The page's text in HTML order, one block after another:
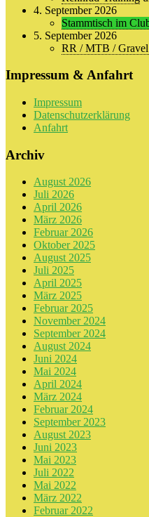
4. September 2026
Stammtisch im
5. September 2026
RR / MTB /
Impressum & Anfahrt
Impressum
Datenschutzerklärung
Anfahrt
Archiv
August 2026
Juli 2026
April 2026
März 2026
Februar 2026
Oktober 2025
August 2025
Juli 2025
April 2025
März 2025
Februar 2025
November 2024
September 2024
August 2024
Juni 2024
Mai 2024
April 2024
März 2024
Februar 2024
September 2023
August 2023
Juni 2023
Mai 2023
Juli 2022
Mai 2022
März 2022
Februar 2022